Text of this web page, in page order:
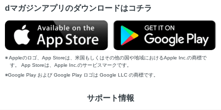
dマガジンアプリのダウンロードはコチラ
Appleのロゴ、App Storeは、米国もしくはその他の国や地域におけるApple Inc.の商標で
す。 App Storeは、Apple Inc.のサービスマークです。
Google Play および Google Play ロゴは Google LLC の商標です。
サポート情報